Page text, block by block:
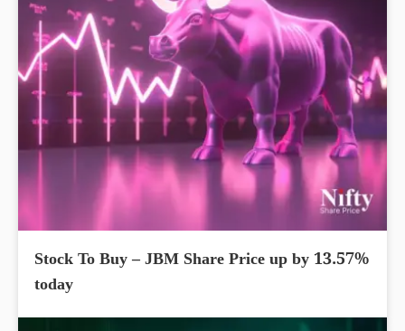
Stock To Buy – JBM Share Price up by 13.57%
today